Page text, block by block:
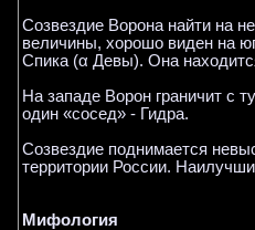
Созвездие Ворона найти на
величины, хорошо виден на
Спика (α Девы). Она
На западе Ворон граничит с
один «сосед» - Гидра.
Созвездие поднимается
территории России.
Мифология